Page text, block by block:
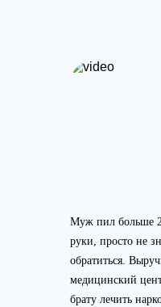
Муж пил больше 2
руки, просто не
обратиться.
медицинский
брату лечить